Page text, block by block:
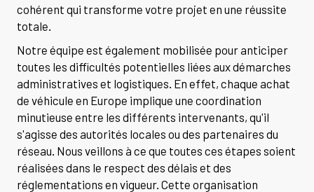
cohérent qui transforme votre projet en une réussite
totale.
Notre équipe est également mobilisée pour anticiper
toutes les difficultés potentielles liées aux démarches
administratives et logistiques. En effet, chaque achat
de véhicule en Europe implique une coordination
minutieuse entre les différents intervenants, qu'il
s'agisse des autorités locales ou des partenaires du
réseau. Nous veillons à ce que toutes ces étapes soient
réalisées dans le respect des délais et des
réglementations en vigueur. Cette organisation